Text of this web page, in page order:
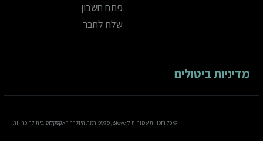
פתח חשבון
שלח לחבר
מדיניות ביטולים
© כל הזכויות שמורות ל-Blove, פלטפורמת היוקרה האקסקלוסיבית להיכרויות